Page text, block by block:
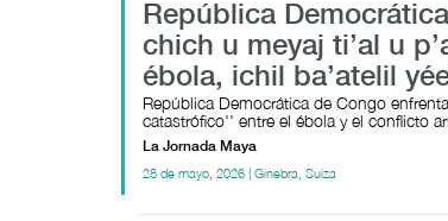
República
chich u meyaj ti’al u
ébola, ichil ba’atelil
República Democrática de Congo
catastrófico'' entre el ébola y el conflicto
La Jornada Maya
28 de mayo, 2026 | Ginebra, Suiza